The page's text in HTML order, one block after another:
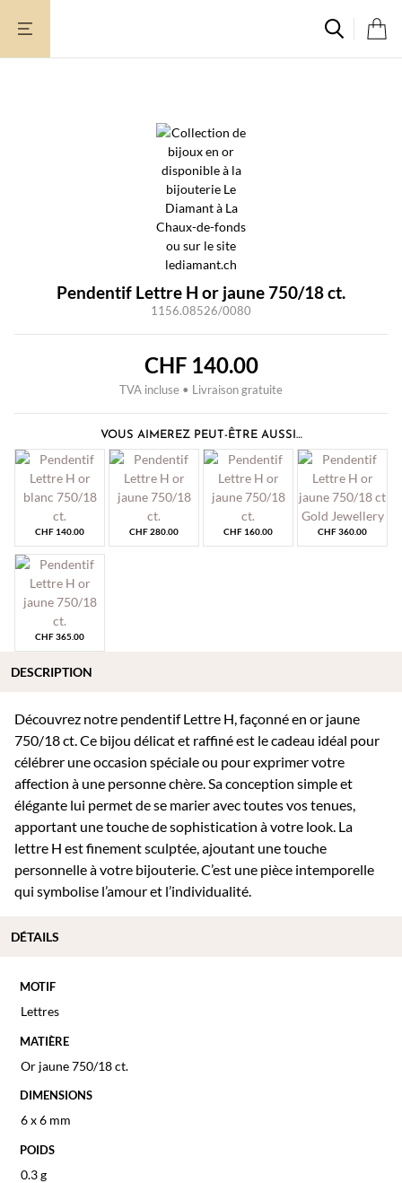
Pendentif Lettre H or jaune 750/18 ct.
1156.08526/0080
CHF140.00
TVA incluse • Livraison gratuite
VOUS AIMEREZ PEUT-ÊTRE AUSSI…
CHF 140.00 CHF280.00 CHF 160.00 CHF360.00
CHF365.00
Découvrez notre pendentif Lettre H, façonné en or jaune
750/18 ct. Ce bijou délicat et raffiné est le cadeau idéal pour
célébrer une occasion spéciale ou pour exprimer votre
affection à une personne chère. Sa conception simple et
élégante lui permet de se marier avec toutes vos tenues,
apportant une touche de sophistication à votre look. La
lettre H est finement sculptée, ajoutant une touche
personnelle à votre bijouterie. C’est une pièce intemporelle
qui symbolise l’amour et l’individualité.
MOTIF
Lettres
MATIÈRE
Or jaune 750/18 ct.
DIMENSIONS
6 x 6 mm
POIDS
0.3 g
DESCRIPTION
DÉTAILS